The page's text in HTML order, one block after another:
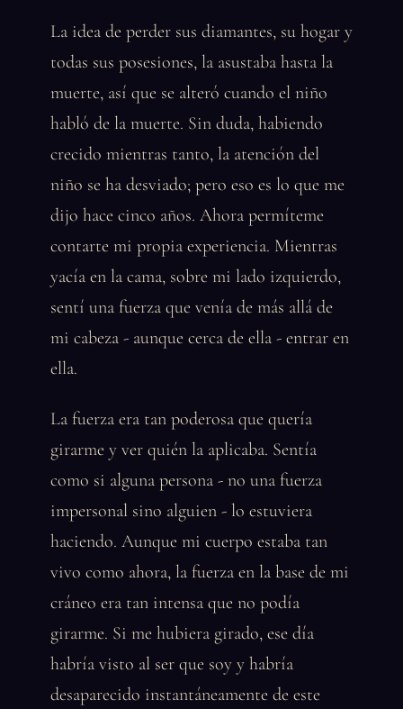
La idea de perder sus diamantes, su hogar y
todas sus posesiones, la asustaba hasta la
muerte, así que se alteró cuando el niño
habló de la muerte. Sin duda, habiendo
crecido mientras tanto, la atención del
niño se ha desviado; pero eso es lo que me
dijo hace cinco años. Ahora permíteme
contarte mi propia experiencia. Mientras
yacía en la cama, sobre mi lado izquierdo,
sentí una fuerza que venía de más allá de
mi cabeza - aunque cerca de ella - entrar en
ella.
La fuerza era tan poderosa que quería
girarme y ver quién la aplicaba. Sentía
como si alguna persona - no una fuerza
impersonal sino alguien - lo estuviera
haciendo. Aunque mi cuerpo estaba tan
vivo como ahora, la fuerza en la base de mi
cráneo era tan intensa que no podía
girarme. Si me hubiera girado, ese día
habría visto al ser que soy y habría
desaparecido instantáneamente de este